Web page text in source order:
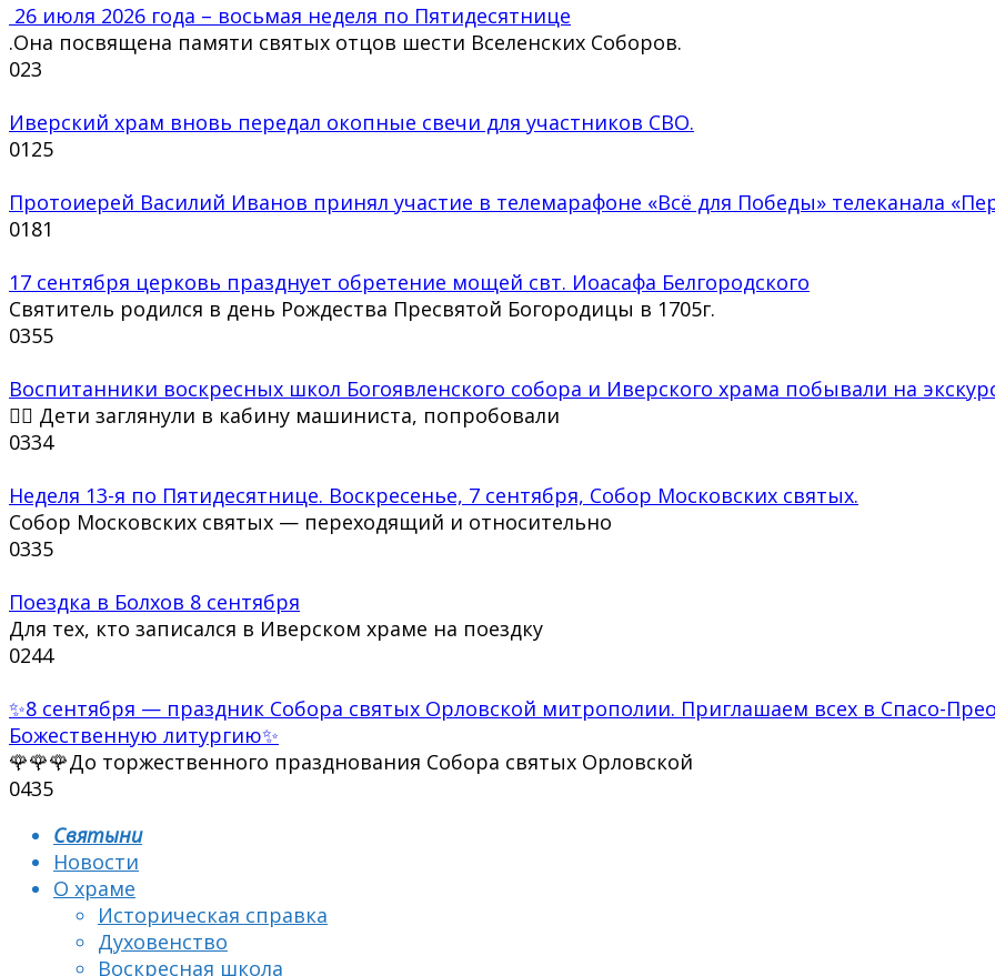
26 июля 2026 года – восьмая неделя по Пятидесятнице
.Она посвящена памяти святых отцов шести Вселенских Соборов.
023
Иверский храм вновь передал окопные свечи для участников СВО.
0125
Протоиерей Василий Иванов принял участие в телемарафоне «Всё для Победы» телеканала
0181
17 сентября церковь празднует обретение мощей свт. Иоасафа Белгородского
Святитель родился в день Рождества Пресвятой Богородицы в 1705г.
0355
Воспитанники воскресных школ Богоявленского собора и Иверского храма побывали на
👩‍✈ Дети заглянули в кабину машиниста, попробовали
0334
Неделя 13-я по Пятидесятнице. Воскресенье, 7 сентября, Собор Московских святых.
Собор Московских святых — переходящий и относительно
0335
Поездка в Болхов 8 сентября
Для тех, кто записался в Иверском храме на поездку
0244
✨8 сентября — праздник Собора святых Орловской митрополии. Приглашаем всех в Спасо-
Божественную литургию✨
🌹🌹🌹До торжественного празднования Собора святых Орловской
0435
Святыни
Новости
О храме
Историческая справка
Духовенство
Воскресная школа